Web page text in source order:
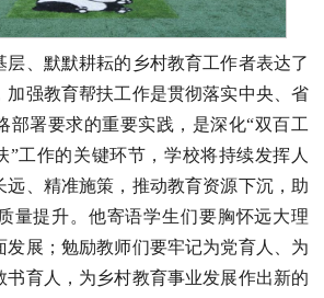
层、默默耕耘的乡村教育工作者表达了
加强教育帮扶工作是贯彻落实中央、省
部署要求的重要实践，是深化“双百工
”工作的关键环节，学校将持续发挥人
远、精准施策，推动教育资源下沉，助
量提升。他寄语学生们要胸怀远大理
发展；勉励教师们要牢记为党育人、为
书育人，为乡村教育事业发展作出新的